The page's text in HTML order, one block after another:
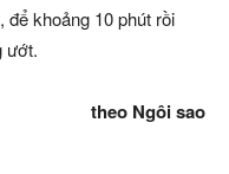
khoảng 10 phút rồi
ướt.
theo Ngôi sao